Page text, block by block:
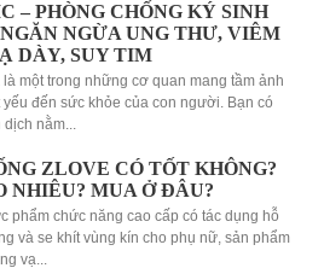
– PHÒNG CHỐNG KÝ SINH
NGỪA UNG THƯ, VIÊM
DÀY, SUY TIM
là một trong những cơ quan mang tầm ảnh
yếu đến sức khỏe của con người. Bạn có
dịch nằm...
ZLOVE CÓ TỐT KHÔNG?
NHIÊU? MUA Ở ĐÂU?
phẩm chức năng cao cấp có tác dụng hỗ
và se khít vùng kín cho phụ nữ, sản phẩm
vạ...